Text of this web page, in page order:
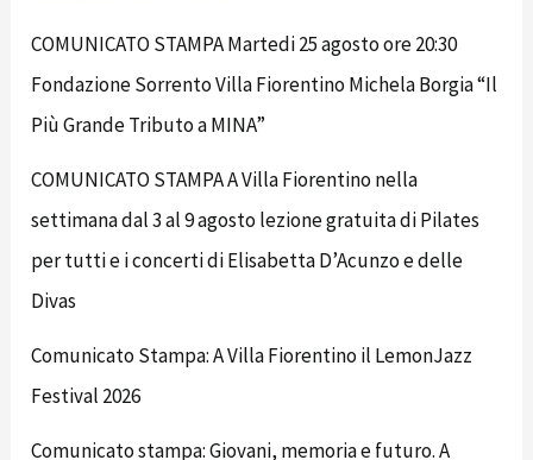
COMUNICATO STAMPA Martedi 25 agosto ore 20:30
Fondazione Sorrento Villa Fiorentino Michela Borgia “Il
Più Grande Tributo a MINA”
COMUNICATO STAMPA A Villa Fiorentino nella
settimana dal 3 al 9 agosto lezione gratuita di Pilates
per tutti e i concerti di Elisabetta D’Acunzo e delle
Divas
Comunicato Stampa: A Villa Fiorentino il LemonJazz
Festival 2026
Comunicato stampa: Giovani, memoria e futuro. A